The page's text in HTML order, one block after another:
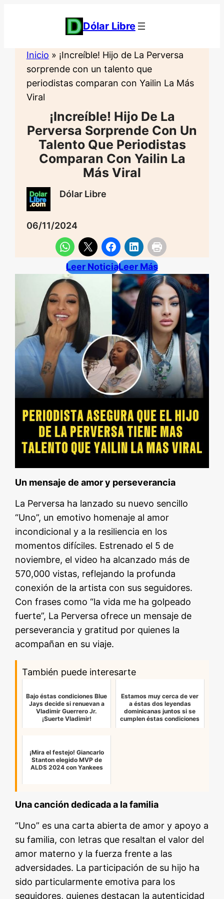
Dólar Libre
Inicio » ¡Increíble! Hijo de La Perversa
sorprende con un talento que
periodistas comparan con Yailin La Más
Viral
¡Increíble! Hijo De La
Perversa Sorprende Con Un
Talento Que Periodistas
Comparan Con Yailin La
Más Viral
Dólar Libre
06/11/2024
Leer NoticiaLeer Más
Un mensaje de amor y perseverancia
La Perversa ha lanzado su nuevo sencillo
“Uno”, un emotivo homenaje al amor
incondicional y a la resiliencia en los
momentos difíciles. Estrenado el 5 de
noviembre, el video ha alcanzado más de
570,000 vistas, reflejando la profunda
conexión de la artista con sus seguidores.
Con frases como “la vida me ha golpeado
fuerte”, La Perversa ofrece un mensaje de
perseverancia y gratitud por quienes la
acompañan en su viaje.
También puede interesarte
Bajo éstas condiciones Blue
Jays decide si renuevan a
Vladimir Guerrero Jr.
¡Suerte Vladimir!
Estamos muy cerca de ver
a éstas dos leyendas
dominicanas juntos si se
cumplen éstas condiciones
¡Mira el festejo! Giancarlo
Stanton elegido MVP de
ALDS 2024 con Yankees
Una canción dedicada a la familia
“Uno” es una carta abierta de amor y apoyo a
su familia, con letras que resaltan el valor del
amor materno y la fuerza frente a las
adversidades. La participación de su hijo ha
sido particularmente emotiva para los
seguidores, quienes destacan la autenticidad